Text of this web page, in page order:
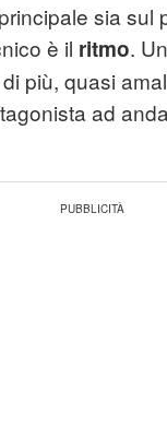
sia sul
è il ritmo.
più, quasi
ad